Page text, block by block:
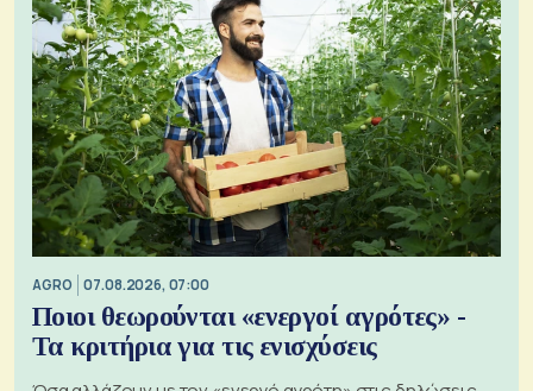
AGRO 07.08.2026, 07:00
Ποιοι θεωρούνται «ενεργοί αγρότες» -
Τα κριτήρια για τις ενισχύσεις